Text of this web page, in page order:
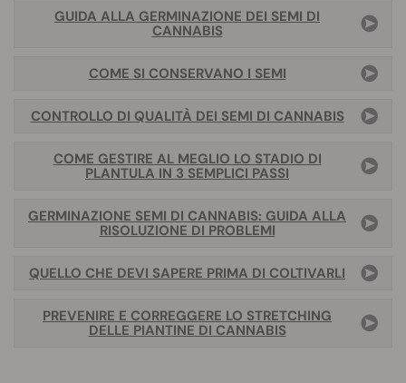
GUIDA ALLA GERMINAZIONE DEI SEMI DI
CANNABIS
COME SI CONSERVANO I SEMI
CONTROLLO DI QUALITÀ DEI SEMI DI CANNABIS
COME GESTIRE AL MEGLIO LO STADIO DI
PLANTULA IN 3 SEMPLICI PASSI
GERMINAZIONE SEMI DI CANNABIS: GUIDA ALLA
RISOLUZIONE DI PROBLEMI
QUELLO CHE DEVI SAPERE PRIMA DI COLTIVARLI
PREVENIRE E CORREGGERE LO STRETCHING
DELLE PIANTINE DI CANNABIS